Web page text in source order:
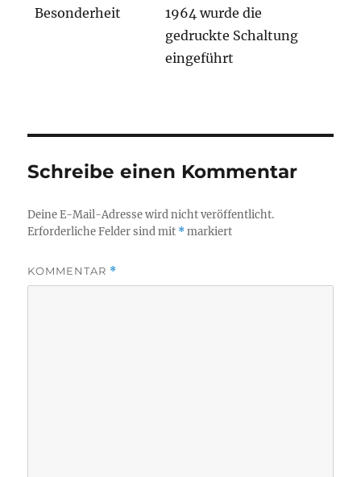
Besonderheit
1964 wurde die
gedruckte Schaltung
eingeführt
Schreibe einen Kommentar
Deine E-Mail-Adresse wird nicht veröffentlicht.
Erforderliche Felder sind mit *markiert
KOMMENTAR *